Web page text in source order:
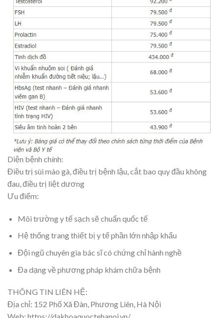
Diện bệnh chính:
Điều trị sùi mào gà, điều trị bệnh lậu, cắt bao quy đầu không
đau, điều trị liệt dương
Ưu điểm:
Môi trường y tế sạch sẽ chuẩn quốc tế
Hệ thống trang thiết bị y tế phần lớn nhập khẩu
Đội ngũ chuyên gia bác sĩ có chứng chỉ hành nghề
Đa dạng về phương pháp khám chữa bệnh
THÔNG TIN LIÊN HỆ:
Địa chỉ: 152 Phố Xã Đàn, Phương Liên, Hà Nội